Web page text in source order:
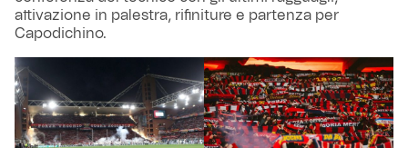
attivazione in palestra, rifiniture e partenza per
Capodichino.